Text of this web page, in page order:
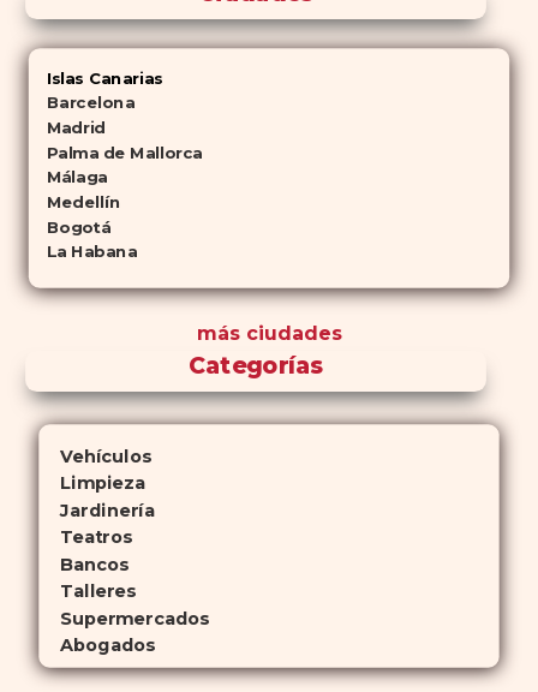
Islas Canarias
Barcelona
Madrid
Palma de Mallorca
Málaga
Medellín
Bogotá
La Habana
más ciudades
Categorías
Vehículos
Limpieza
Jardinería
Teatros
Bancos
Talleres
Supermercados
Abogados